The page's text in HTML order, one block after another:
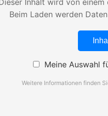
Inhalt wird von
Beim Laden werden
Meine Auswahl
Weitere Informationen finden